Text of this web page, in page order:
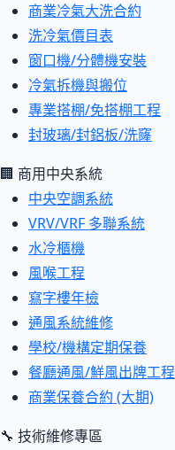
商業冷氣大洗合約
洗冷氣價目表
窗口機/分體機安裝
冷氣拆機與搬位
專業搭棚/免搭棚工程
封玻璃/封鋁板/洗窿
🏢 商用中央系統
中央空調系統
VRV/VRF 多聯系統
水冷櫃機
風喉工程
寫字樓年檢
通風系統維修
學校/機構定期保養
餐廳通風/鮮風出牌工程
商業保養合約 (大期)
🔧 技術維修專區